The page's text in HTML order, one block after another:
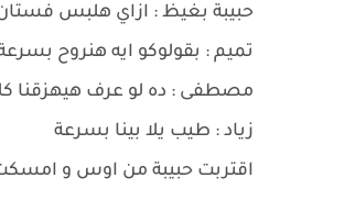
حبيبة بغيظ : ازاي هلبس فستان
تميم : بقولوكو ايه هنروح
مصطفى : ده لو عرف هيهزقنا
زياد : طيب يلا بينا بسرعة
اقتربت حبيبة من اوس و امسكت